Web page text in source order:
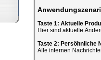
Taste 1: Aktuelle
Hier sind aktuelle
Taste 2: Persöhnliche
Alle internen